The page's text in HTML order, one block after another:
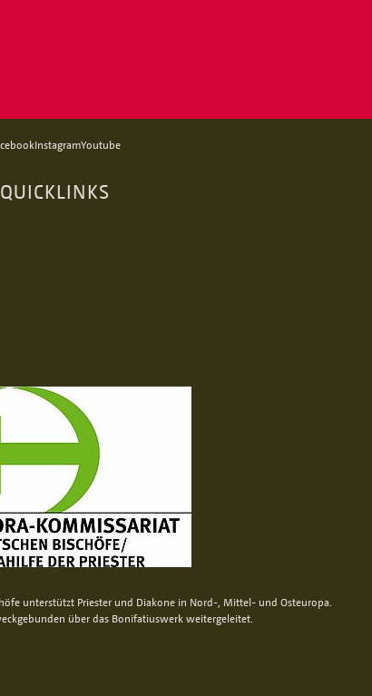
InstagramYoutube
QUICKLINKS
unterstützt Priester und Diakone in Nord-, Mittel- und Osteuropa.
über das Bonifatiuswerk weitergeleitet.